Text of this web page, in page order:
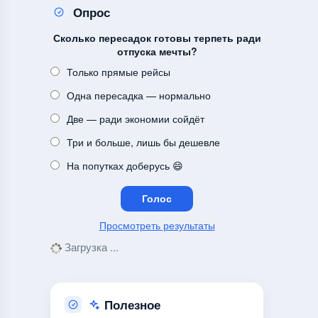
Опрос
Сколько пересадок готовы терпеть ради
отпуска мечты?
Только прямые рейсы
Одна пересадка — нормально
Две — ради экономии сойдёт
Три и больше, лишь бы дешевле
На попутках доберусь 😄
Просмотреть результаты
Загрузка ...
Полезное